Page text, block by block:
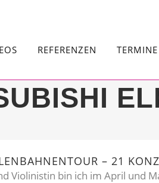
REFERENZEN TERMINE
– 21
Violinistin bin ich im April und